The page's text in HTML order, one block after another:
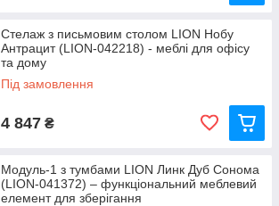
Стелаж з письмовим столом LION Нобу
Антрацит (LION-042218) - меблі для офісу
та дому
Під замовлення
4 847 ₴
Модуль-1 з тумбами LION Линк Дуб Сонома
(LION-041372) – функціональний меблевий
елемент для зберігання